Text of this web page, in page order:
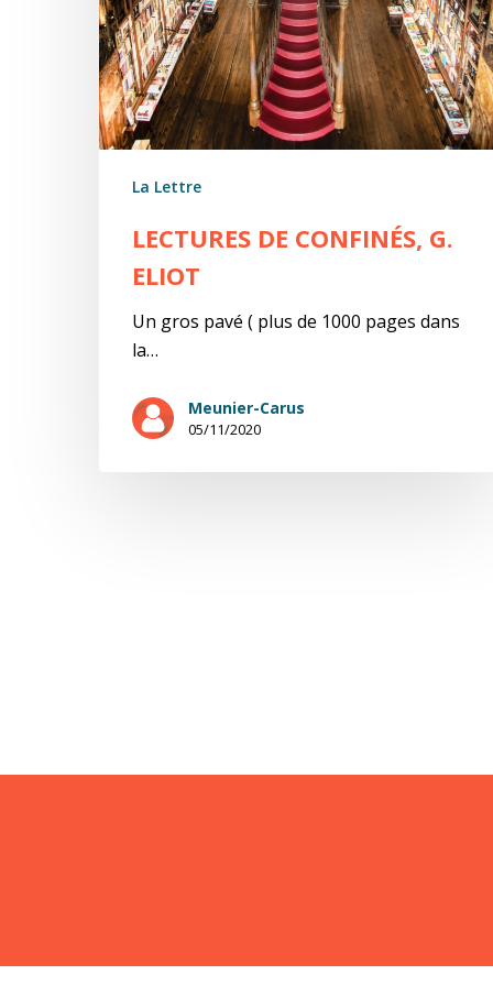
La Lettre
LECTURES DE CONFINÉS, G.
ELIOT
Un gros pavé ( plus de 1000 pages dans
la…
Meunier-Carus
05/11/2020